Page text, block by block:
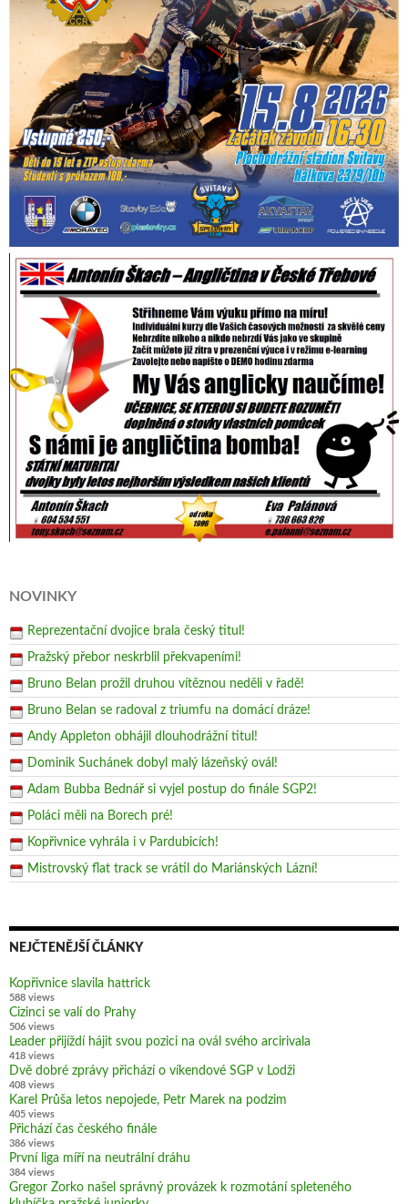
NOVINKY
Reprezentační dvojice brala český titul!
Pražský přebor neskrblil překvapeními!
Bruno Belan prožil druhou vítěznou neděli v řadě!
Bruno Belan se radoval z triumfu na domácí dráze!
Andy Appleton obhájil dlouhodrážní titul!
Dominik Suchánek dobyl malý lázeňský ovál!
Adam Bubba Bednář si vyjel postup do finále SGP2!
Poláci měli na Borech pré!
Kopřivnice vyhrála i v Pardubicích!
Mistrovský flat track se vrátil do Mariánských Lázní!
NEJČTENĚJŠÍ ČLÁNKY
Kopřivnice slavila hattrick
588 views
Cizinci se valí do Prahy
506 views
Leader přijíždí hájit svou pozici na ovál svého arcirivala
418 views
Dvě dobré zprávy přichází o víkendové SGP v Lodži
408 views
Karel Průša letos nepojede, Petr Marek na podzim
405 views
Přichází čas českého finále
386 views
První liga míří na neutrální dráhu
384 views
Gregor Zorko našel správný provázek k rozmotání spleteného